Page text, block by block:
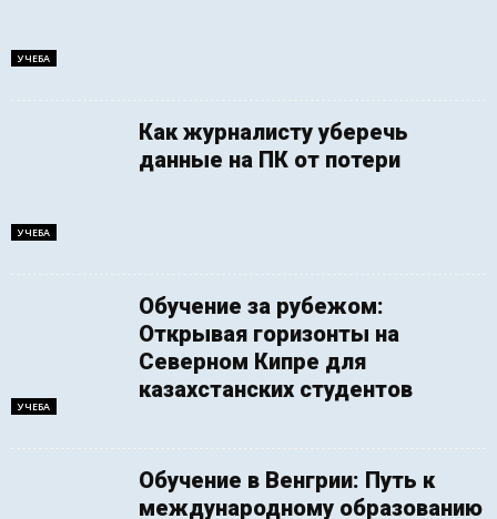
УЧЕБА
УЧЕБА
Как журналисту уберечь
данные на ПК от потери
УЧЕБА
Обучение за рубежом:
Открывая горизонты на
Северном Кипре для
казахстанских студентов
Обучение в Венгрии: Путь к
международному образованию